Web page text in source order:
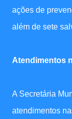
ações de
além de sete
Atendimentos
A Secretária
atendimentos